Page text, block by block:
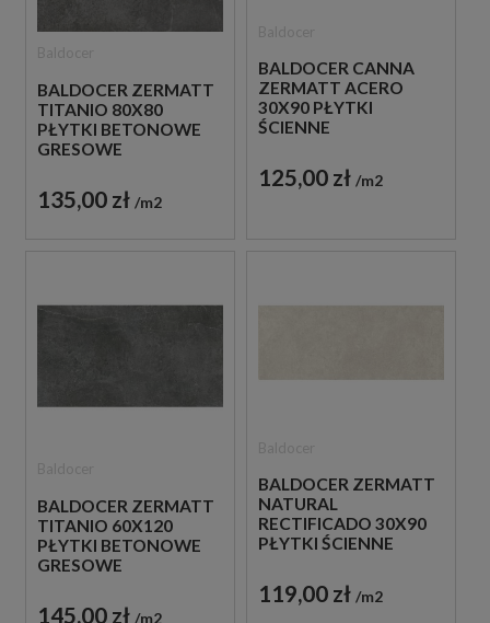
BALDOCER ZERMATT
TITANIO 80X80
PŁYTKI BETONOWE
GRESOWE
135,00 zł m2
BALDOCER CANNA
ZERMATT ACERO
30X90 PŁYTKI
ŚCIENNE
125,00 zł m2
BALDOCER ZERMATT
TITANIO 60X120
PŁYTKI BETONOWE
GRESOWE
145,00 zł m2
BALDOCER ZERMATT
NATURAL
RECTIFICADO 30X90
PŁYTKI ŚCIENNE
119,00 zł m2